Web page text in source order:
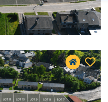
34 900 € HF*